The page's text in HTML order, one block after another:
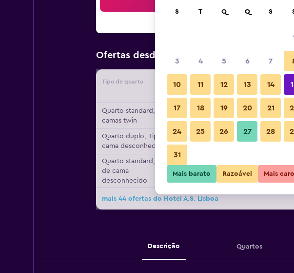
Ofertas desde preço por noite mais barato(a)
Tipo de quarto Fornecedor
Total por
Quarto standard, 2
camas twin
75 €
Quarto duplo, Tipo de
cama desconhecido
79 €
Quarto standard, Tipo
de cama
desconhecido
80 €
mais 44 ofertas do Hotel A.S. Lisboa
Descrição Quartos
S T Q Q S
3 4 5 6 7
10 11 12 13 14
17 18 19 20 21
24 25 26 27 28
31
Mais barato Razoável Mais caro